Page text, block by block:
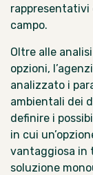
rappresentativi
campo.
Oltre alle
opzioni,
analizzato i
ambientali dei
definire i
in cui
vantaggiosa in
soluzione